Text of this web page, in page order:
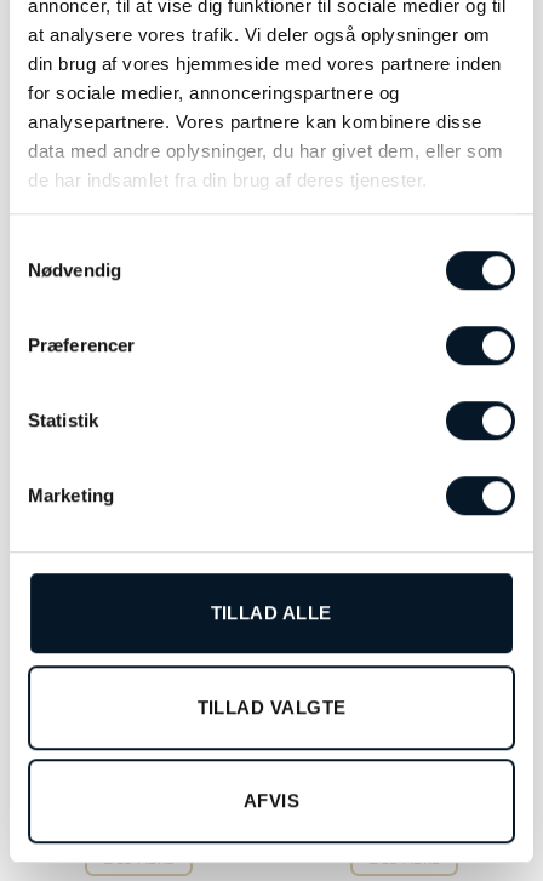
annoncer, til at vise dig funktioner til sociale medier og til
at analysere vores trafik. Vi deler også oplysninger om
din brug af vores hjemmeside med vores partnere inden
for sociale medier, annonceringspartnere og
analysepartnere. Vores partnere kan kombinere disse
data med andre oplysninger, du har givet dem, eller som
de har indsamlet fra din brug af deres tjenester.
Nødvendig
Præferencer
Statistik
Marketing
TILLAD ALLE
TILLAD VALGTE
AFVIS
OLE LYNGGAARD
kr.18.900,00
OLE LYNGGAARD
str. 1 – A2650-423
31.900,00
OLE LYNGGAARD
LÆS MERE
OLE LYNGGAARD
LÆS MERE